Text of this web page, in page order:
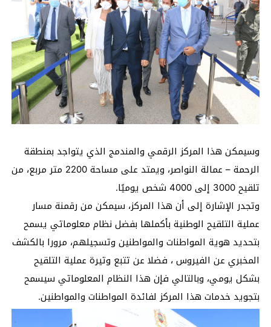
وسيمكن هذا المركز الرقمي والمندمج الذي يتواجد بمنطقة
الرحمة – عمالة النواصر، ويمتد على مساحة 2200 متر مربع، من
تلقيح 3000 إلى 4000 شخص يوميًا.
وتجدر الإشارة إلى أن هذا المركز، سيمكن من رقمنة مسار
عملية التلقيح الوطنية بأكملها بفضل نظام معلوماتي يسمح
بتحديد هوية المواطنات والمواطنين وتسجيلهم، مرورا بالكشف
المخبري عن الفيروس ، فضلا عن تتبع وتيرة عملية التلقيح
بشكل يومي، وبالتالي فإن هذا النظام المعلوماتي سيسمح
بتجويد خدمات هذا المركز لفائدة المواطنات والمواطنين.